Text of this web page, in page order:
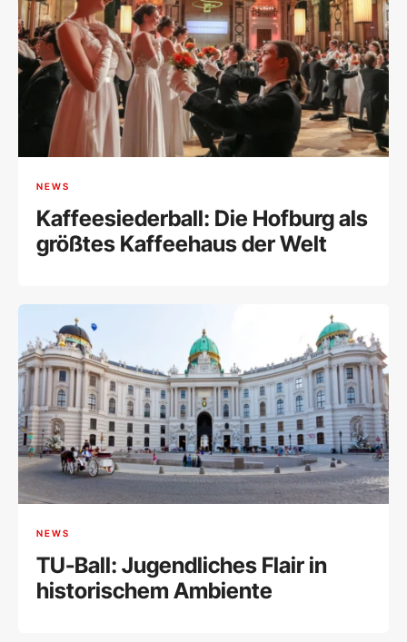
NEWS
Kaffeesiederball: Die Hofburg als
größtes Kaffeehaus der Welt
NEWS
TU-Ball: Jugendliches Flair in
historischem Ambiente